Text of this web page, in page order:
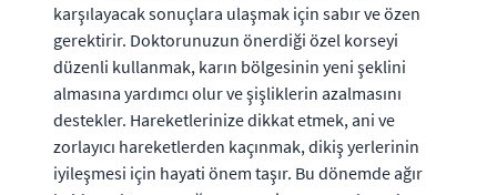
karşılayacak sonuçlara ulaşmak için sabır ve özen
gerektirir. Doktorunuzun önerdiği özel korseyi
düzenli kullanmak, karın bölgesinin yeni şeklini
almasına yardımcı olur ve şişliklerin azalmasını
destekler. Hareketlerinize dikkat etmek, ani ve
zorlayıcı hareketlerden kaçınmak, dikiş yerlerinin
iyileşmesi için hayati önem taşır. Bu dönemde ağır